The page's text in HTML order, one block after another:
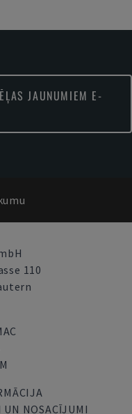
JAUNUMIEM E-
110
NOSACĪJUMI